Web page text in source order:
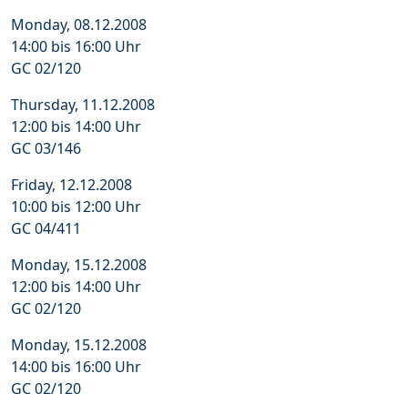
Monday, 08.12.2008
14:00 bis 16:00 Uhr
GC 02/120
Thursday, 11.12.2008
12:00 bis 14:00 Uhr
GC 03/146
Friday, 12.12.2008
10:00 bis 12:00 Uhr
GC 04/411
Monday, 15.12.2008
12:00 bis 14:00 Uhr
GC 02/120
Monday, 15.12.2008
14:00 bis 16:00 Uhr
GC 02/120